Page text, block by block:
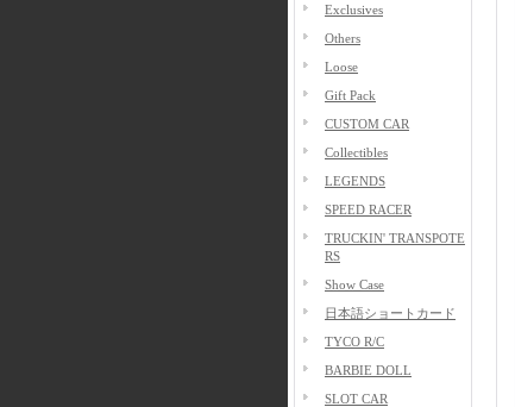
Exclusives
Others
Loose
Gift Pack
CUSTOM CAR
Collectibles
LEGENDS
SPEED RACER
TRUCKIN' TRANSPOTE
RS
Show Case
日本語ショートカード
TYCO R/C
BARBIE DOLL
SLOT CAR